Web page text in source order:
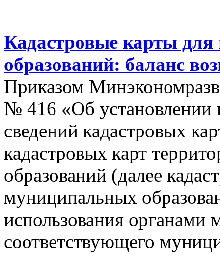
Кадастровые карты
образований: баланс
Приказом
№ 416 «Об установлении
сведений кадастровых
кадастровых карт
образований (далее
муниципальных
использования органами
соответствующего